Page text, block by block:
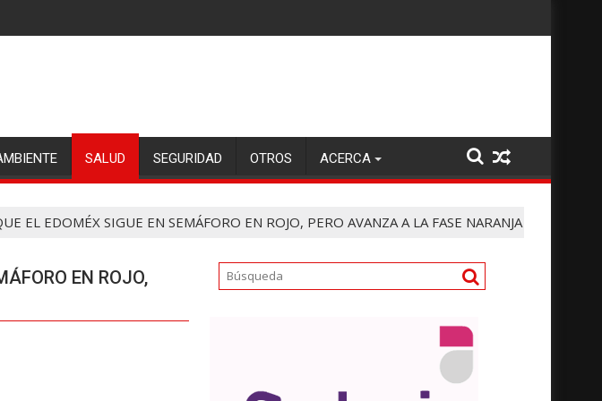
SALUD SEGURIDAD OTROS ACERCA
EL EDOMÉX SIGUE EN SEMÁFORO EN ROJO, PERO AVANZA A LA FASE NARANJA
EN ROJO,